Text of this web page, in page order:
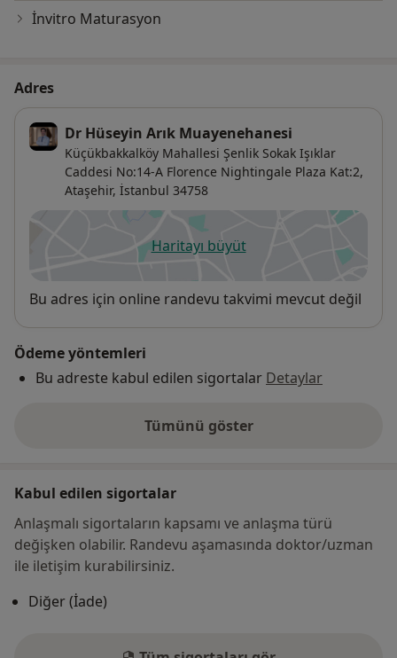
İnvitro Maturasyon
Adres
Dr Hüseyin Arık Muayenehanesi
Küçükbakkalköy Mahallesi Şenlik Sokak Işıklar
Caddesi No:14-A Florence Nightingale Plaza Kat:2,
Ataşehir, İstanbul 34758
Haritayı büyütyeni bir sekmede açılır
Uygunluk
Bu adres için online randevu takvimi mevcut değil
Ödeme yöntemleri
Bu adreste kabul edilen sigortalar Detaylar
Tümünü göster
adres hakkında
Kabul edilen sigortalar
Anlaşmalı sigortaların kapsamı ve anlaşma türü
değişken olabilir. Randevu aşamasında doktor/uzman
ile iletişim kurabilirsiniz.
Diğer (İade)